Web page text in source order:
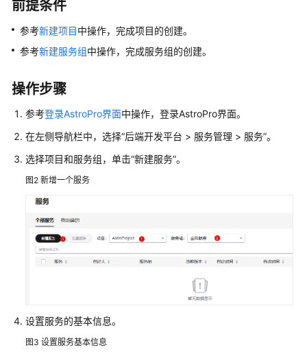
速
入
户
南
手
指
引
创
建
企
应
前提条件
参考新建项目中操作，完成项目的创建。
参考新建服务组中操作，完成服务组的创建。
操作步骤
参考登录AstroPro界面中操作，登录AstroPro界面。
在左侧导航栏中，选择“后端开发平台 > 服务管理 > 服务”。
选择项目和服务组，单击“新建服务”。
图2 新增一个服务
设置服务的基本信息。
图3 设置服务基本信息